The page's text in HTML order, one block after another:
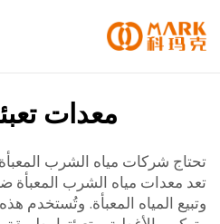
معدات تعبئة
شركات مياه الشرب المعبأة في
مياه الشرب المعبأة ضرورية
المياه المعبأة. وتُستخدم هذه